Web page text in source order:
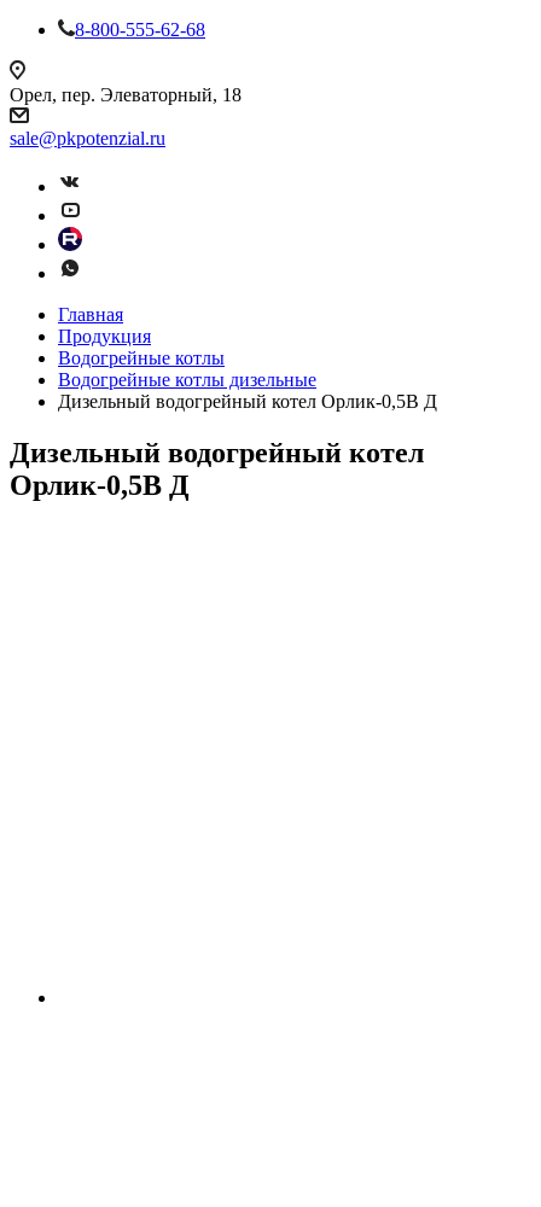
8-800-555-62-68
Орел, пер. Элеваторный, 18
sale@pkpotenzial.ru
Главная
Продукция
Водогрейные котлы
Водогрейные котлы дизельные
Дизельный водогрейный котел Орлик-0,5В Д
Дизельный водогрейный котел
Орлик-0,5В Д